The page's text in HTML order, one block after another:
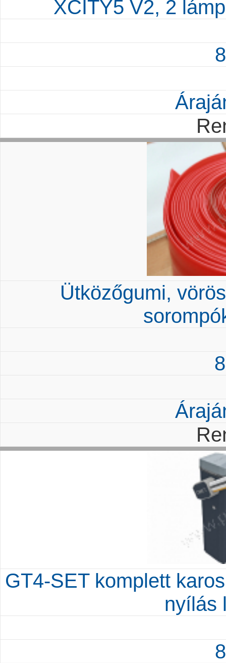
XCITY5 V2, 2
Ütközőgumi,
GT4-SET komplett
nyílás